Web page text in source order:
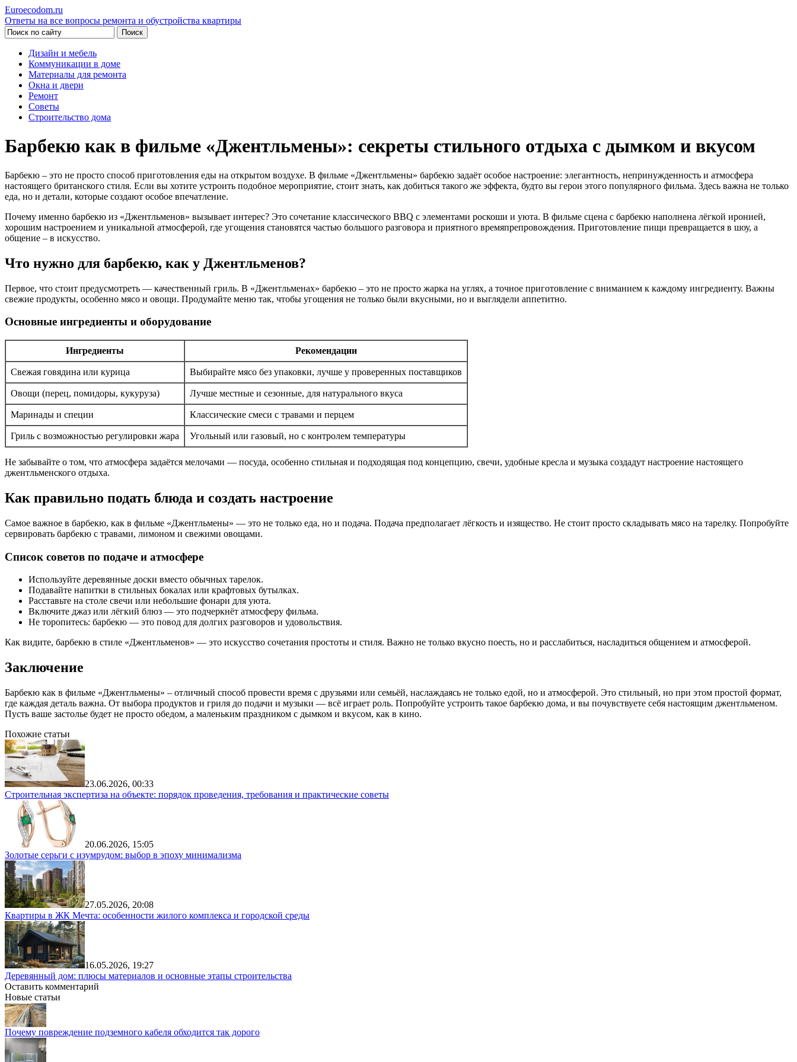
Euroecodom.ru
Ответы на все вопросы ремонта и обустройства квартиры
Дизайн и мебель
Коммуникации в доме
Материалы для ремонта
Окна и двери
Ремонт
Советы
Строительство дома
Барбекю как в фильме «Джентльмены»: секреты стильного отдыха с дымком и вкусом
Барбекю – это не просто способ приготовления еды на открытом воздухе. В фильме «Джентльмены» барбекю задаёт особое настроение: элегантность, непринужденность и атмосфера
настоящего британского стиля. Если вы хотите устроить подобное мероприятие, стоит знать, как добиться такого же эффекта, будто вы герои этого популярного фильма. Здесь важна не только
еда, но и детали, которые создают особое впечатление.
Почему именно барбекю из «Джентльменов» вызывает интерес? Это сочетание классического BBQ с элементами роскоши и уюта. В фильме сцена с барбекю наполнена лёгкой иронией,
хорошим настроением и уникальной атмосферой, где угощения становятся частью большого разговора и приятного времяпрепровождения. Приготовление пищи превращается в шоу, а
общение – в искусство.
Что нужно для барбекю, как у Джентльменов?
Первое, что стоит предусмотреть — качественный гриль. В «Джентльменах» барбекю – это не просто жарка на углях, а точное приготовление с вниманием к каждому ингредиенту. Важны
свежие продукты, особенно мясо и овощи. Продумайте меню так, чтобы угощения не только были вкусными, но и выглядели аппетитно.
Основные ингредиенты и оборудование
Ингредиенты Рекомендации
Свежая говядина или курица Выбирайте мясо без упаковки, лучше у проверенных поставщиков
Овощи (перец, помидоры, кукуруза) Лучше местные и сезонные, для натурального вкуса
Маринады и специи Классические смеси с травами и перцем
Гриль с возможностью регулировки жара Угольный или газовый, но с контролем температуры
Не забывайте о том, что атмосфера задаётся мелочами — посуда, особенно стильная и подходящая под концепцию, свечи, удобные кресла и музыка создадут настроение настоящего
джентльменского отдыха.
Как правильно подать блюда и создать настроение
Самое важное в барбекю, как в фильме «Джентльмены» — это не только еда, но и подача. Подача предполагает лёгкость и изящество. Не стоит просто складывать мясо на тарелку. Попробуйте
сервировать барбекю с травами, лимоном и свежими овощами.
Список советов по подаче и атмосфере
Используйте деревянные доски вместо обычных тарелок.
Подавайте напитки в стильных бокалах или крафтовых бутылках.
Расставьте на столе свечи или небольшие фонари для уюта.
Включите джаз или лёгкий блюз — это подчеркнёт атмосферу фильма.
Не торопитесь: барбекю — это повод для долгих разговоров и удовольствия.
Как видите, барбекю в стиле «Джентльменов» — это искусство сочетания простоты и стиля. Важно не только вкусно поесть, но и расслабиться, насладиться общением и атмосферой.
Заключение
Барбекю как в фильме «Джентльмены» – отличный способ провести время с друзьями или семьёй, наслаждаясь не только едой, но и атмосферой. Это стильный, но при этом простой формат,
где каждая деталь важна. От выбора продуктов и гриля до подачи и музыки — всё играет роль. Попробуйте устроить такое барбекю дома, и вы почувствуете себя настоящим джентльменом.
Пусть ваше застолье будет не просто обедом, а маленьким праздником с дымком и вкусом, как в кино.
Похожие статьи
23.06.2026, 00:33
Строительная экспертиза на объекте: порядок проведения, требования и практические советы
20.06.2026, 15:05
Золотые серьги с изумрудом: выбор в эпоху минимализма
27.05.2026, 20:08
Квартиры в ЖК Мечта: особенности жилого комплекса и городской среды
16.05.2026, 19:27
Деревянный дом: плюсы материалов и основные этапы строительства
Оставить комментарий
Новые статьи
Почему повреждение подземного кабеля обходится так дорого